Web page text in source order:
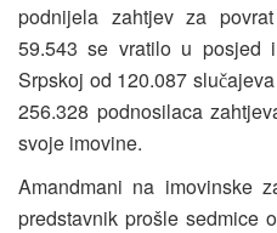
podnijela zahtjev za
59.543 se vratilo u posjed
Srpskoj od 120.087 sluč
256.328 podnosilaca
svoje imovine.
Amandmani na imovinske
predstavnik prošle sedmice